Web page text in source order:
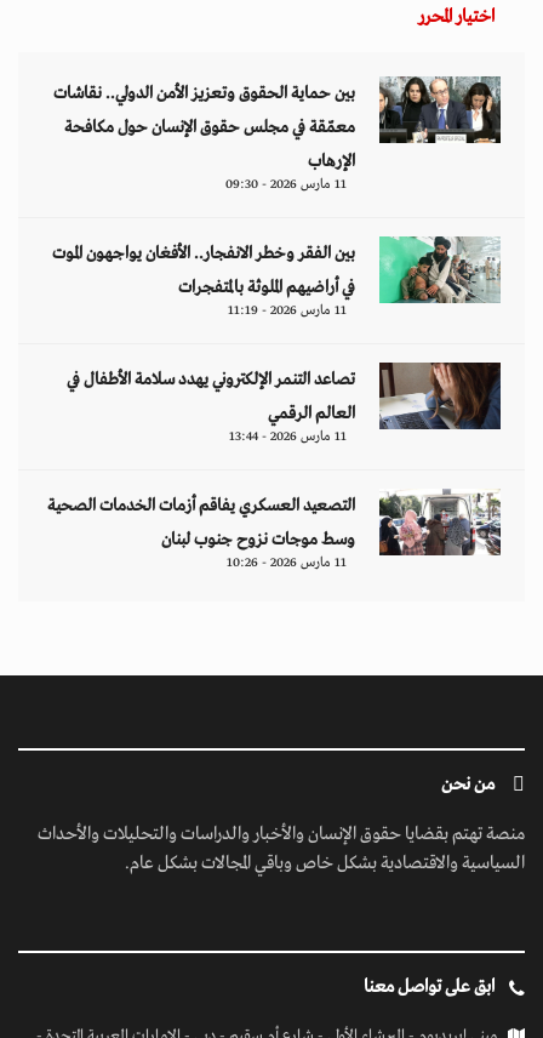
اختيار المحرر
بين حماية الحقوق وتعزيز الأمن الدولي.. نقاشات
معمّقة في مجلس حقوق الإنسان حول مكافحة
الإرهاب
11 مارس 2026 - 09:30
بين الفقر وخطر الانفجار.. الأفغان يواجهون الموت
في أراضيهم الملوثة بالمتفجرات
11 مارس 2026 - 11:19
تصاعد التنمر الإلكتروني يهدد سلامة الأطفال في
العالم الرقمي
11 مارس 2026 - 13:44
التصعيد العسكري يفاقم أزمات الخدمات الصحية
وسط موجات نزوح جنوب لبنان
11 مارس 2026 - 10:26
من نحن
منصة تهتم بقضايا حقوق الإنسان والأخبار والدراسات والتحليلات والأحداث
السياسية والاقتصادية بشكل خاص وباقي المجالات بشكل عام.
ابق على تواصل معنا